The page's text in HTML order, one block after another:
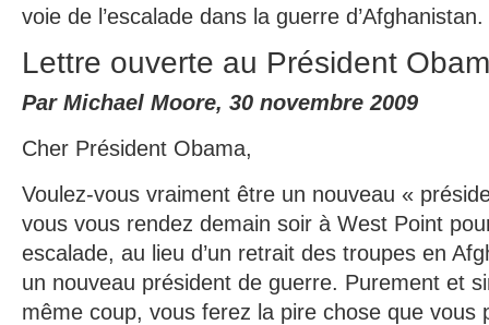
voie de l’escalade dans la guerre d’Afghanistan.
Lettre ouverte au Président
Par Michael Moore, 30 novembre 2009
Cher Président Obama,
Voulez-vous vraiment être un nouveau «
vous vous rendez demain soir à West Point
escalade, au lieu d’un retrait des troupes en
un nouveau président de guerre. Purement et
même coup, vous ferez la pire chose que vous